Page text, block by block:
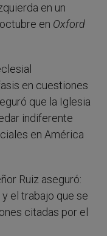
en un
en Oxford
en cuestiones
que la Iglesia
indiferente
en América
Ruiz aseguró:
y el trabajo que se
citadas por el